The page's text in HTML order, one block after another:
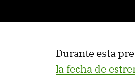
Durante esta
la fecha de